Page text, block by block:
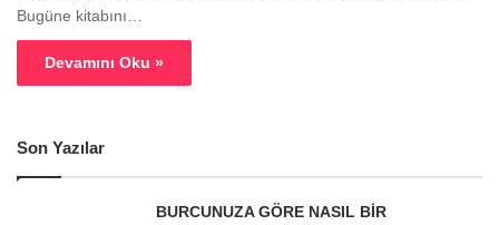
Bugüne kitabını…
Devamını Oku »
Son Yazılar
BURCUNUZA GÖRE NASIL BİR